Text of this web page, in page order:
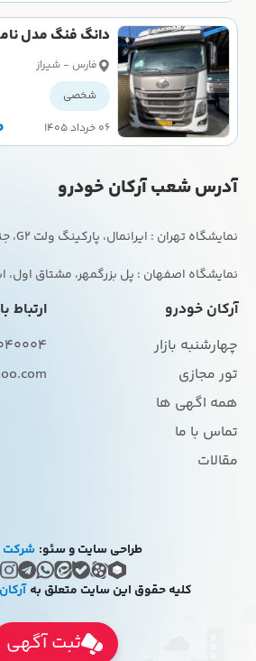
صفرفارس - شیراز
شخصی
۰۶ خرداد ۱۴۰۵
آدرس شعب آرکان خودرو
نمایشگاه اصفهان : پل بزرگمهر، مشتاق اول،
آرکان خودرو
چهارشنبه بازار
تور مجازی
همه اگهی ها
تماس با ما
مقالات
ارتباط
طراحی سایت و سئو: شرکت
کلیه حقوق این سایت متعلق به
ثبت آگهی